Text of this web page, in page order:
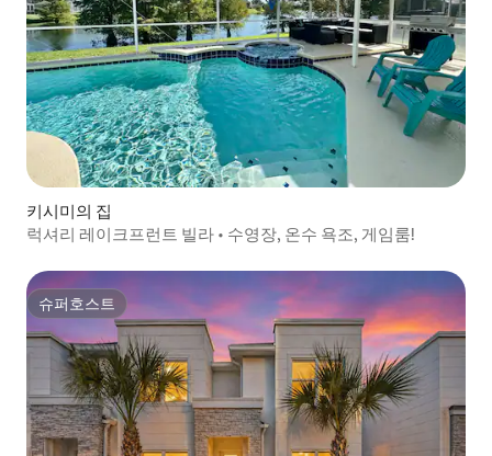
키시미의 집
럭셔리 레이크프런트 빌라 • 수영장, 온수 욕조, 게임룸!
슈퍼호스트
슈퍼호스트